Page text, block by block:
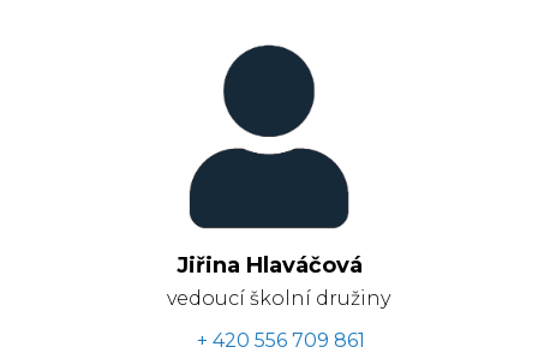
Jiřina Hlaváčová
vedoucí školní družiny
+ 420 556 709 861